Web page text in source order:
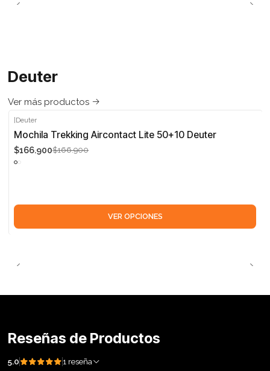
Deuter
Ver más productos
-5%
Deuter
Mochila Trekking Aircontact Lite 50+10 Deuter
$166.900$166.900
VER OPCIONES
Reseñas de Productos
5.0 1 reseña